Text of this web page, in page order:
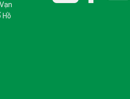
Hồ